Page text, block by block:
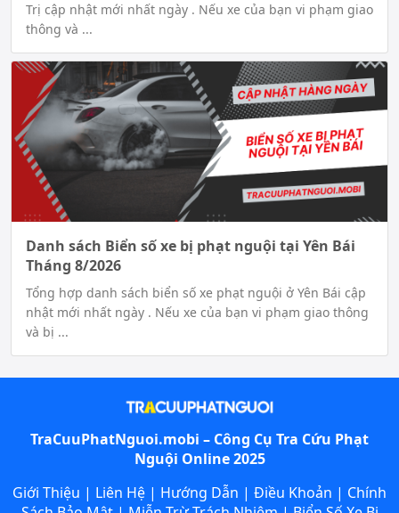
Trị cập nhật mới nhất ngày . Nếu xe của bạn vi phạm giao
thông và ...
Danh sách Biển số xe bị phạt nguội tại Yên Bái
Tháng 8/2026
Tổng hợp danh sách biển số xe phạt nguội ở Yên Bái cập
nhật mới nhất ngày . Nếu xe của bạn vi phạm giao thông
và bị ...
TraCuuPhatNguoi.mobi – Công Cụ Tra Cứu Phạt
Nguội Online 2025
Giới Thiệu | Liên Hệ | Hướng Dẫn | Điều Khoản | Chính